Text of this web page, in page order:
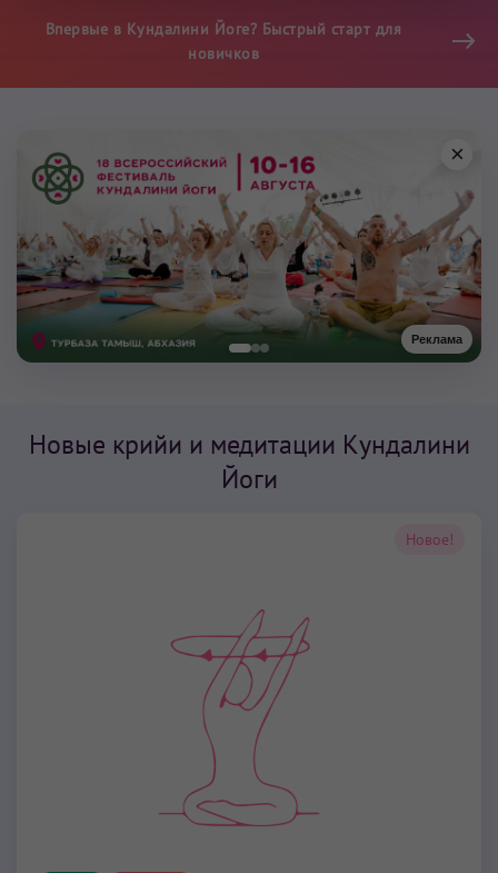
Впервые в Кундалини Йоге? Быстрый старт для
новичков
Реклама
×
Новые крийи и медитации Кундалини
Йоги
Новое!